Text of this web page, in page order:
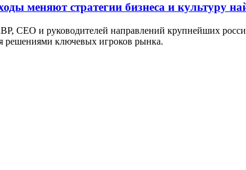
меняют стратегии бизнеса и культуру
СЕО и руководителей направлений крупнейших
решениями ключевых игроков рынка.